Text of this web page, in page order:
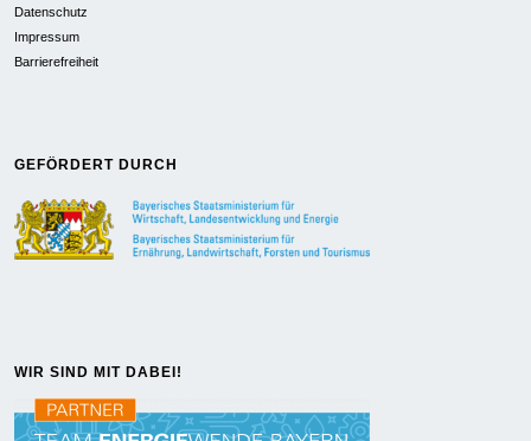
Datenschutz
Impressum
Barrierefreiheit
GEFÖRDERT DURCH
WIR SIND MIT DABEI!